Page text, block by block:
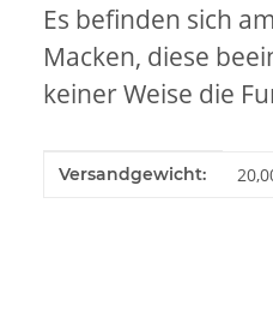
Es befinden sich
Macken, diese
keiner Weise die
Produkteigenschaft
Wert
Versandgewicht: